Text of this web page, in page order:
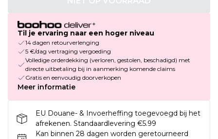
Til je ervaring naar een hoger niveau
14 dagen retourverlenging
5 €/dag vertraging vergoeding
Volledige orderdekking (verloren, gestolen, beschadigd) met
directe uitbetaling bij in aanmerking komende claims
Gratis en eenvoudig doorverkopen
Meer informatie
EU Douane- & Invoerheffing toegevoegd bij het
afrekenen. Standaardlevering €5.99
Kan binnen 28 dagen worden geretourneerd